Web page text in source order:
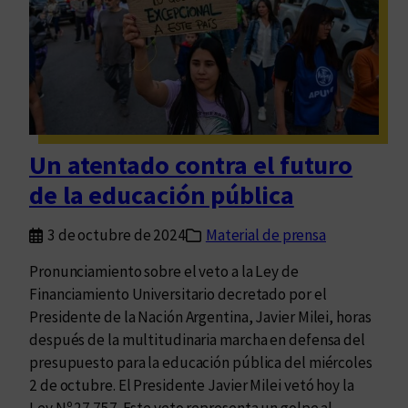
u
i
c
a
r
e
E
d
u
v
i
m
c
o
a
e
x
c
l
u
s
i
v
a
p
a
Un atentado contra el futuro
de la educación pública
3 de octubre de 2024
Material de prensa
Pronunciamiento sobre el veto a la Ley de
Financiamiento Universitario decretado por el
Presidente de la Nación Argentina, Javier Milei, horas
después de la multitudinaria marcha en defensa del
presupuesto para la educación pública del miércoles
2 de octubre. El Presidente Javier Milei vetó hoy la